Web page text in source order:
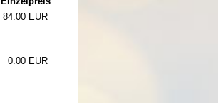
84.00 EUR
0.00 EUR